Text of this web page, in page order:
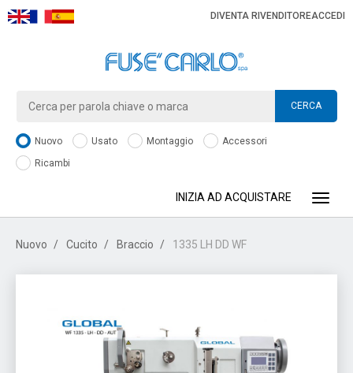
DIVENTA RIVENDITOREACCEDI
CERCA
Nuovo Usato Montaggio
Accessori
Ricambi
INIZIA AD ACQUISTARE
Nuovo Cucito Braccio 1335 LH DD WF